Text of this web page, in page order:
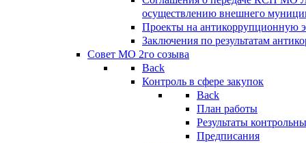
осуществлению внешнего
Проекты на антикоррупционную
Заключения по результатам
Совет МО 2го созыва
Back
Контроль в сфере закупок
Back
План работы
Результаты
Предписания